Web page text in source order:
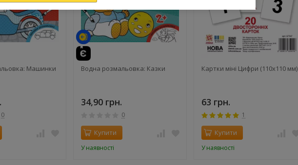
Машинки
0
Водна розмальовка: Казки
34,90 грн.
0
Купити
У наявності
Картки міні Цифри (110х110 мм)
63 грн.
1
Купити
У наявності